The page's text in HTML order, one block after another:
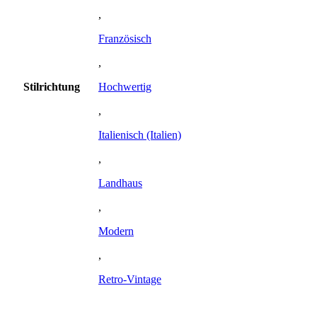
Stilrichtung
,
Französisch
,
Hochwertig
,
Italienisch (Italien)
,
Landhaus
,
Modern
,
Retro-Vintage